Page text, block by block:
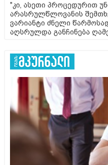
"კი, ასეთი პროცედურით
არასრულწლოვანის
ვარიანტი ძნელი
აღსრულდა განჩინება